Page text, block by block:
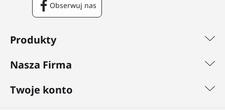
Produkty
Nasza Firma
Twoje konto
Obserwuj nas
Facebook